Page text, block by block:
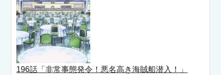
196話「非常事態発令！悪名高き海賊船潜入！」